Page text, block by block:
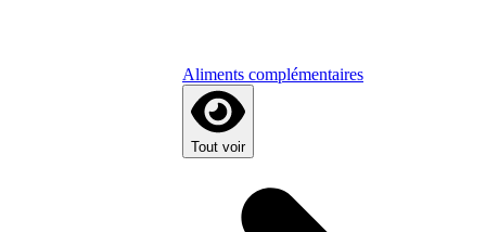
Aliments complémentaires
Tout voir